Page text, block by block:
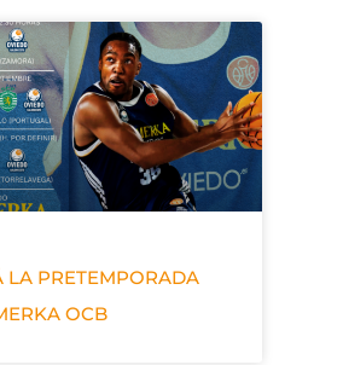
LA PRETEMPORADA
OCB